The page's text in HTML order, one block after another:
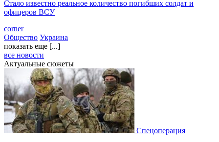
Стало известно реальное количество погибших солдат и
офицеров ВСУ
corner
Общество Украина
показать еще [...]
все новости
Актуальные сюжеты
Спецоперация